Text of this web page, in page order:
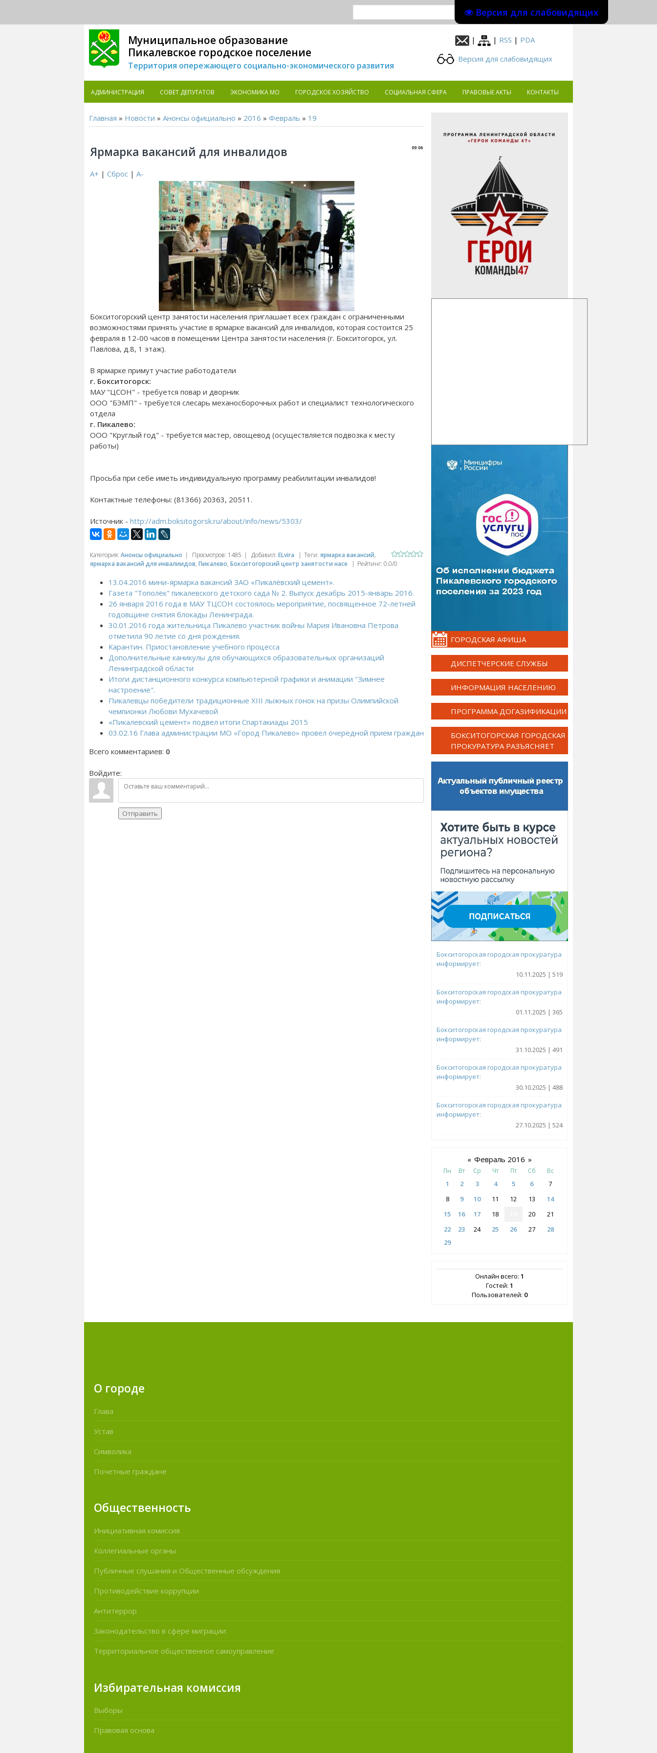
Версия для слабовидящих
Муниципальное образование
Пикалевское городское поселение
Территория опережающего социально-экономического развития
| | RSS | PDA
Версия для слабовидящих
АДМИНИСТРАЦИЯ СОВЕТ ДЕПУТАТОВ ЭКОНОМИКА MO ГОРОДСКОЕ ХОЗЯЙСТВО СОЦИАЛЬНАЯ СФЕРА ПРАВОВЫЕ АКТЫ КОНТАКТЫ
Главная » Новости » Анонсы официально » 2016 » Февраль » 19
09:06
Ярмарка вакансий для инвалидов
A+ | Сброс | A-
Бокситогорский центр занятости населения приглашает всех граждан с ограниченными
возможностями принять участие в ярмарке вакансий для инвалидов, которая состоится 25
февраля в 12-00 часов в помещении Центра занятости населения (г. Бокситогорск, ул.
Павлова, д.8, 1 этаж).
В ярмарке примут участие работодатели
г. Бокситогорск:
МАУ "ЦСОН" - требуется повар и дворник
ООО "БЭМП" - требуется слесарь механосборочных работ и специалист технологического
отдела
г. Пикалево:
ООО "Круглый год" - требуется мастер, овощевод (осуществляется подвозка к месту
работы)
Просьба при себе иметь индивидуальную программу реабилитации инвалидов!
Контактные телефоны: (81366) 20363, 20511.
Источник - http://adm.boksitogorsk.ru/about/info/news/5303/
Категория: Анонсы официально | Просмотров: 1485 | Добавил: ELvira | Теги: ярмарка вакансий,
ярмарка вакансий для инвалиидов, Пикалево, Бокситогорский центр занятости насе | Рейтинг: 0.0/0
13.04.2016 мини-ярмарка вакансий ЗАО «Пикалёвский цемент».
Газета "Тополёк" пикалевского детского сада № 2. Выпуск декабрь 2015-январь 2016.
26 января 2016 года в МАУ ТЦСОН состоялось мероприятие, посвященное 72-летней
годовщине снятия блокады Ленинграда.
30.01.2016 года жительница Пикалево участник войны Мария Ивановна Петрова
отметила 90 летие со дня рождения.
Карантин. Приостановление учебного процесса
Дополнительные каникулы для обучающихся образовательных организаций
Ленинградской области
Итоги дистанционного конкурса компьютерной графики и анимации "Зимнее
настроение".
Пикалевцы победители традиционные XIII лыжных гонок на призы Олимпийской
чемпионки Любови Мухачевой
«Пикалевский цемент» подвел итоги Спартакиады 2015
03.02.16 Глава администрации МО «Город Пикалево» провел очередной прием граждан
Всего комментариев: 0
Войдите:
Отправить
ГОРОДСКАЯ АФИША
ДИСПЕТЧЕРСКИЕ СЛУЖБЫ
ИНФОРМАЦИЯ НАСЕЛЕНИЮ
ПРОГРАММА ДОГАЗИФИКАЦИИ
БОКСИТОГОРСКАЯ ГОРОДСКАЯ
ПРОКУРАТУРА РАЗЪЯСНЯЕТ
Бокситогорская городская прокуратура
информирует:
10.11.2025 | 519
Бокситогорская городская прокуратура
информирует:
01.11.2025 | 365
Бокситогорская городская прокуратура
информирует:
31.10.2025 | 491
Бокситогорская городская прокуратура
информирует:
30.10.2025 | 488
Бокситогорская городская прокуратура
информирует:
27.10.2025 | 524
« Февраль 2016 »
Пн Вт Ср Чт Пт Сб Вс
1 2 3 4 5 6
7
8
9 10 11 12 13
14
15
16 17 18 20
21
22
23 24 25 26 27
28
29
Онлайн всего: 1
Гостей: 1
Пользователей: 0
О городе
Глава
Устав
Символика
Почетные граждане
Общественность
Инициативная комиссия
Коллегиальные органы
Публичные слушания и Общественные обсуждения
Противодействие коррупции
Антитеррор
Законодательство в сфере миграции
Территориальное общественное самоуправление
Избирательная комиссия
Выборы
Правовая основа